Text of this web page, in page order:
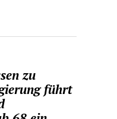
zu
führt